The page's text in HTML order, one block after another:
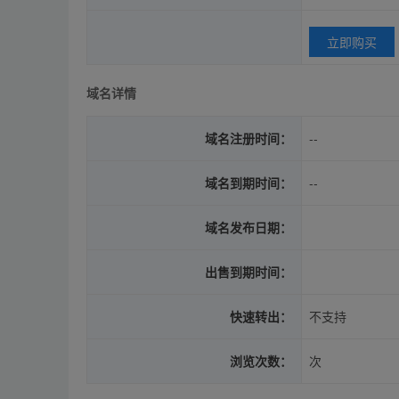
立即购买
域名详情
域名注册时间： --
域名到期时间： --
域名发布日期：
出售到期时间：
快速转出： 不支持
浏览次数： 次